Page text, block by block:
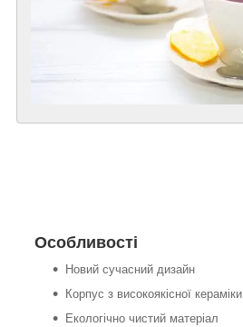
Особливості
Новий сучасний дизайн
Корпус з високоякісної кераміки
Екологічно чистий матеріал